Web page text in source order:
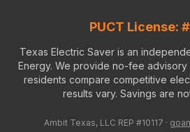
PUCT License:
Texas Electric Saver is an
Energy. We provide no-fee
residents compare competitive
results vary. Savings are
Ambit Texas, LLC REP #10117 ·